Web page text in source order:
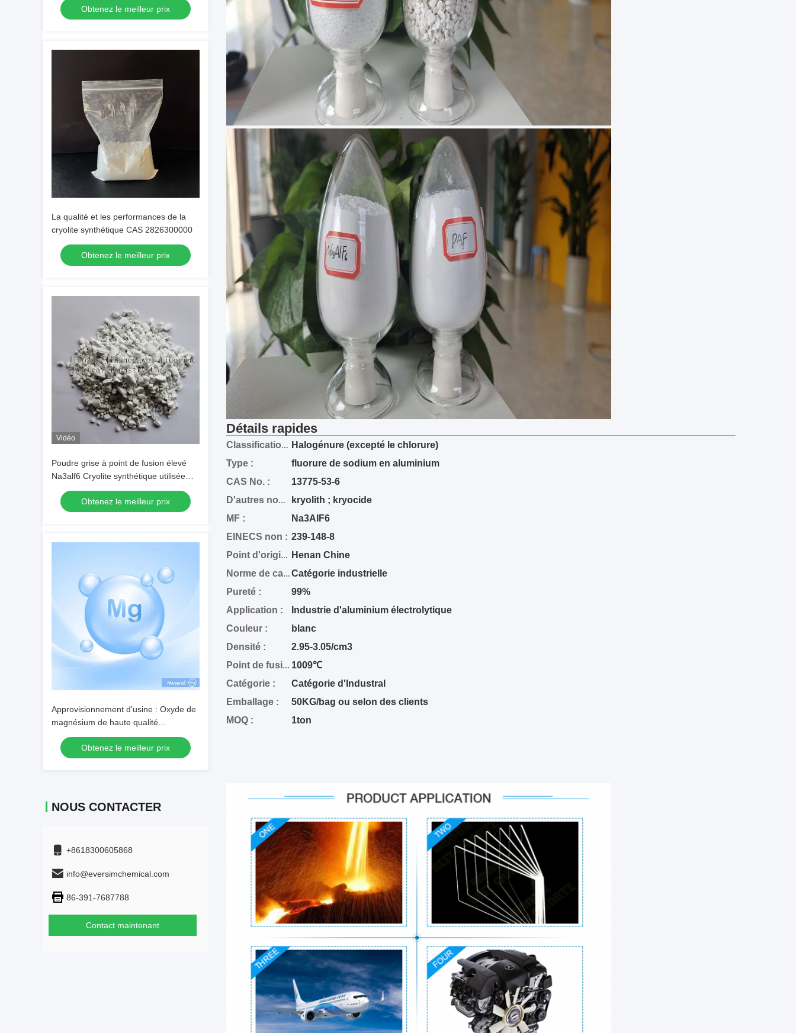
Obtenez le meilleur prix
La qualité et les performances de la
cryolite synthétique CAS 2826300000
Obtenez le meilleur prix
Vidéo
Poudre grise à point de fusion élevé
Na3alf6 Cryolite synthétique utilisée
comme flux d'électrolyse de
l'aluminiumObtenez le meilleur prix
Approvisionnement d'usine : Oxyde de
magnésium de haute qualité
(personnalisable sur demande) — N°
CAS 1309-48-4
Obtenez le meilleur prix
NOUS CONTACTER
+8618300605868
info@eversimchemical.com
86-391-7687788
Contact maintenant
Détails rapides
Classification :
Halogénure (excepté le chlorure)
Type :
fluorure de sodium en aluminium
CAS No. :
13775-53-6
D'autres noms :
kryolith ; kryocide
MF :
Na3AIF6
EINECS non : 239-148-8
Point d'origine : Henan Chine
Norme de catégorie : Catégorie industrielle
Pureté :
99%
Application :
Industrie d'aluminium électrolytique
Couleur :
blanc
Densité :
2.95-3.05/cm3
Point de fusion : 1009℃
Catégorie :
Catégorie d'Industral
Emballage :
50KG/bag ou selon des clients
MOQ :
1ton